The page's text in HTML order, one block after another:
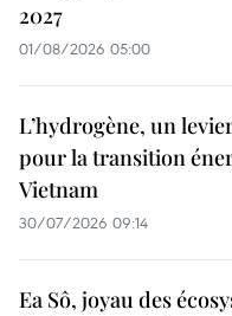
2027
01/08/2026 05:00
L’hydrogène, un
pour la transition
Vietnam
30/07/2026 09:14
Ea Sô, joyau des